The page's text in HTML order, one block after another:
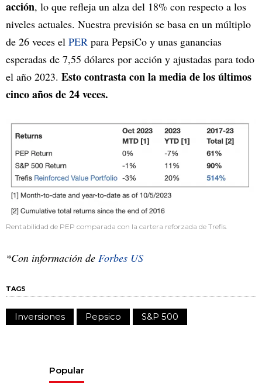
acción, lo que refleja un alza del 18% con respecto a los
niveles actuales. Nuestra previsión se basa en un múltiplo
de 26 veces el PER para PepsiCo y unas ganancias
esperadas de 7,55 dólares por acción y ajustadas para todo
el año 2023. Esto contrasta con la media de los últimos
cinco años de 24 veces.
Rentabilidad de PEP comparada con la cartera reforzada de Trefis.
*Con información de Forbes US
TAGS
Inversiones Pepsico S&P 500
Popular